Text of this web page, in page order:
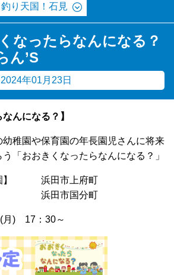
釣り天国！石見
なったらなんになる？
ん’S
2024年01月23日
んになる？】
稚園や保育園の年長園児さんに将来
「おおきくなったらなんになる？」
園】 浜田市上府町
】 浜田市国分町
月) 17：30～